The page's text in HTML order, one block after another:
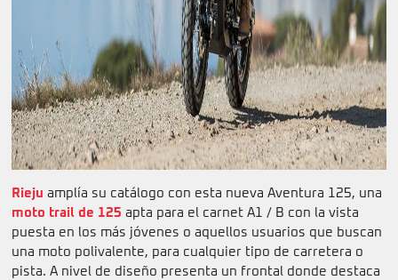
Rieju amplía su catálogo con esta nueva Aventura 125, una
moto trail de 125 apta para el carnet A1 / B con la vista
puesta en los más jóvenes o aquellos usuarios que buscan
una moto polivalente, para cualquier tipo de carretera o
pista. A nivel de diseño presenta un frontal donde destaca